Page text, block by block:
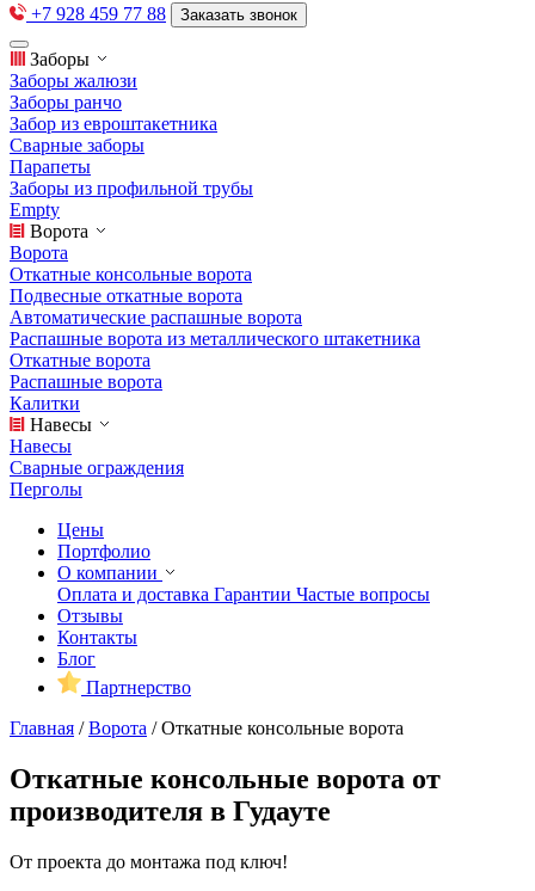
+7 928 459 77 88 Заказать звонок
Заборы
Заборы жалюзи
Заборы ранчо
Забор из евроштакетника
Сварные заборы
Парапеты
Заборы из профильной трубы
Empty
Ворота
Ворота
Откатные консольные ворота
Подвесные откатные ворота
Автоматические распашные ворота
Распашные ворота из металлического штакетника
Откатные ворота
Распашные ворота
Калитки
Навесы
Навесы
Сварные ограждения
Перголы
Цены
Портфолио
О компании
Оплата и доставка Гарантии Частые вопросы
Отзывы
Контакты
Блог
Партнерство
Главная /Ворота /Откатные консольные ворота
Откатные консольные ворота от
производителя в Гудауте
От проекта до монтажа под ключ!